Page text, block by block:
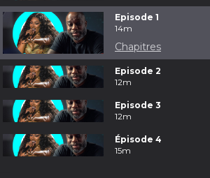
Episode 1
14m
Chapitres
Episode 2
12m
Episode 3
12m
Épisode 4
15m